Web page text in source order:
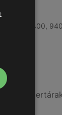
u. 35, 9400,